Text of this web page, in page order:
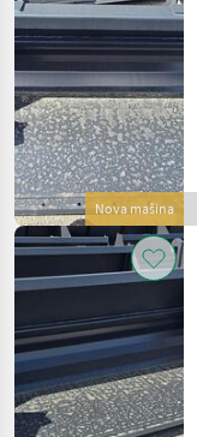
Nova mašina